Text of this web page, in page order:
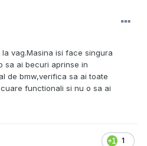
vag.Masina isi face singura
sa ai becuri aprinse in
de bmw,verifica sa ai toate
functionali si nu o sa ai
1